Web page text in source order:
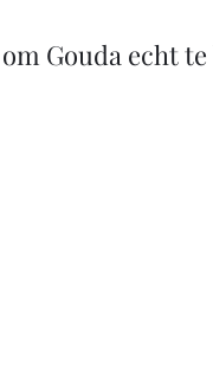
Gouda echt te